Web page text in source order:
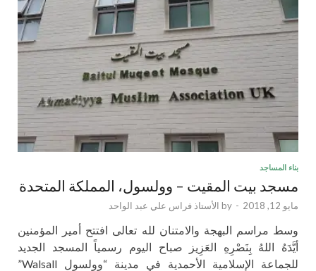
بناء المساجد
مسجد بيت المقيت – وولسول، المملكة المتحدة
مايو 12, 2018 -
by الأستاذ فراس علي عبد الواحد
وسط مراسم البهجة والامتنان لله تعالى افتتح أمير المؤمنين
أيَّدَهُ اللهُ بِنَصْرِهِ العَزِيز صباح اليوم رسمياً المسجد الجديد
للجماعة الإسلامية الأحمدية في مدينة “وولسول Walsall”